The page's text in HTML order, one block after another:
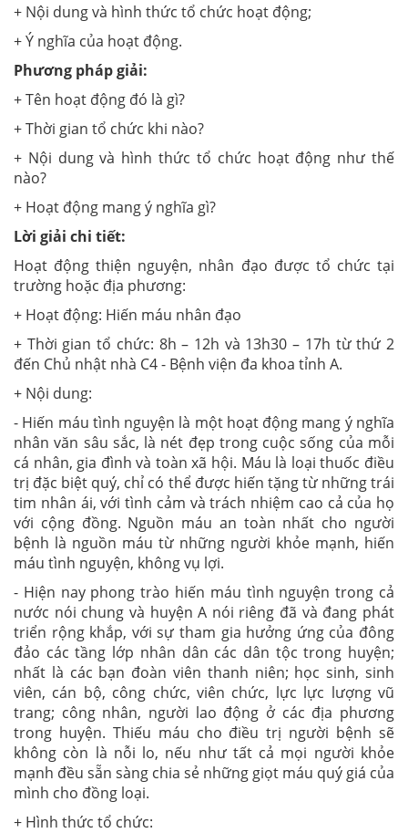
+ Nội dung và hình thức tổ chức hoạt động;
+ Ý nghĩa của hoạt động.
Phương pháp giải:
+ Tên hoạt động đó là gì?
+ Thời gian tổ chức khi nào?
+ Nội dung và hình thức tổ chức hoạt động như thế
nào?
+ Hoạt động mang ý nghĩa gì?
Lời giải chi tiết:
Hoạt động thiện nguyện, nhân đạo được tổ chức tại
trường hoặc địa phương:
+ Hoạt động: Hiến máu nhân đạo
+ Thời gian tổ chức: 8h – 12h và 13h30 – 17h từ thứ 2
đến Chủ nhật nhà C4 - Bệnh viện đa khoa tỉnh A.
+ Nội dung:
- Hiến máu tình nguyện là một hoạt động mang ý nghĩa
nhân văn sâu sắc, là nét đẹp trong cuộc sống của mỗi
cá nhân, gia đình và toàn xã hội. Máu là loại thuốc điều
trị đặc biệt quý, chỉ có thể được hiến tặng từ những trái
tim nhân ái, với tình cảm và trách nhiệm cao cả của họ
với cộng đồng. Nguồn máu an toàn nhất cho người
bệnh là nguồn máu từ những người khỏe mạnh, hiến
máu tình nguyện, không vụ lợi.
- Hiện nay phong trào hiến máu tình nguyện trong cả
nước nói chung và huyện A nói riêng đã và đang phát
triển rộng khắp, với sự tham gia hưởng ứng của đông
đảo các tầng lớp nhân dân các dân tộc trong huyện;
nhất là các bạn đoàn viên thanh niên; học sinh, sinh
viên, cán bộ, công chức, viên chức, lực lực lượng vũ
trang; công nhân, người lao động ở các địa phương
trong huyện. Thiếu máu cho điều trị người bệnh sẽ
không còn là nỗi lo, nếu như tất cả mọi người khỏe
mạnh đều sẵn sàng chia sẻ những giọt máu quý giá của
mình cho đồng loại.
+ Hình thức tổ chức: